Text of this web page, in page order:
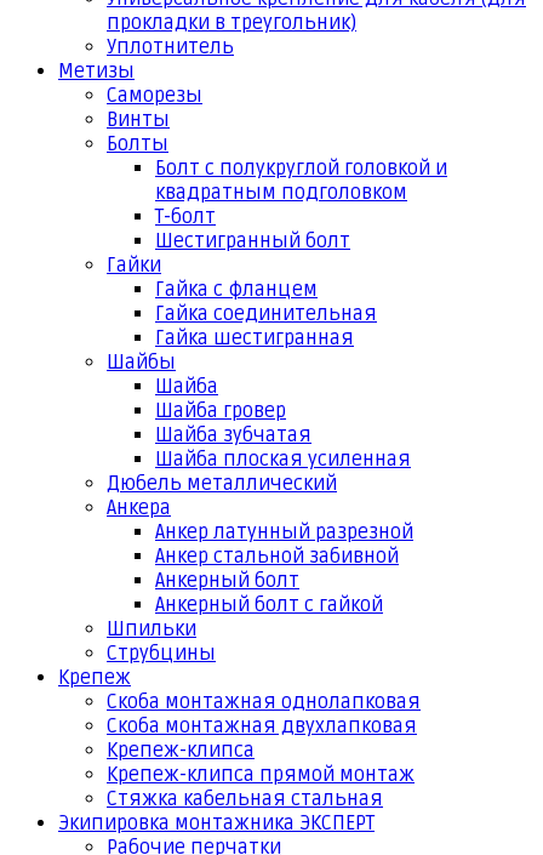
прокладки в треугольник)
Уплотнитель
Метизы
Саморезы
Винты
Болты
Болт с полукруглой головкой и
квадратным подголовком
Т-болт
Шестигранный болт
Гайки
Гайка с фланцем
Гайка соединительная
Гайка шестигранная
Шайбы
Шайба
Шайба гровер
Шайба зубчатая
Шайба плоская усиленная
Дюбель металлический
Анкера
Анкер латунный разрезной
Анкер стальной забивной
Анкерный болт
Анкерный болт с гайкой
Шпильки
Струбцины
Крепеж
Скоба монтажная однолапковая
Скоба монтажная двухлапковая
Крепеж-клипса
Крепеж-клипса прямой монтаж
Стяжка кабельная стальная
Экипировка монтажника ЭКСПЕРТ
Рабочие перчатки